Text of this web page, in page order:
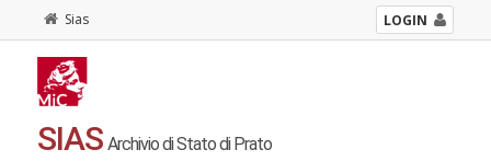
Sias LOGIN
SIAS Archivio di Stato di Prato